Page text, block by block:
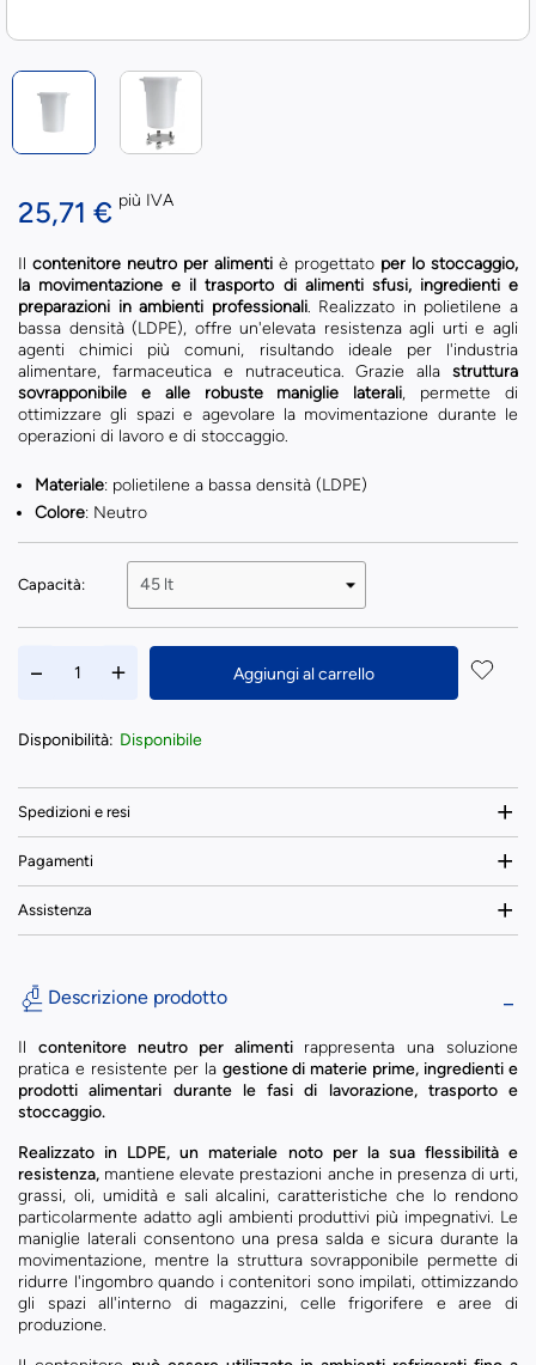
25,71 € più IVA
Il contenitore neutro per alimenti è progettato per lo stoccaggio,
la movimentazione e il trasporto di alimenti sfusi, ingredienti e
preparazioni in ambienti professionali. Realizzato in polietilene a
bassa densità (LDPE), offre un'elevata resistenza agli urti e agli
agenti chimici più comuni, risultando ideale per l'industria
alimentare, farmaceutica e nutraceutica. Grazie alla struttura
sovrapponibile e alle robuste maniglie laterali, permette di
ottimizzare gli spazi e agevolare la movimentazione durante le
operazioni di lavoro e di stoccaggio.
Materiale: polietilene a bassa densità (LDPE)
Colore: Neutro
Capacità:
Aggiungi al carrello
Disponibilità: Disponibile
Spedizioni e resi
Pagamenti
Assistenza
Descrizione prodotto
Il contenitore neutro per alimenti rappresenta una soluzione
pratica e resistente per la gestione di materie prime, ingredienti e
prodotti alimentari durante le fasi di lavorazione, trasporto e
stoccaggio.
Realizzato in LDPE, un materiale noto per la sua flessibilità e
resistenza, mantiene elevate prestazioni anche in presenza di urti,
grassi, oli, umidità e sali alcalini, caratteristiche che lo rendono
particolarmente adatto agli ambienti produttivi più impegnativi. Le
maniglie laterali consentono una presa salda e sicura durante la
movimentazione, mentre la struttura sovrapponibile permette di
ridurre l'ingombro quando i contenitori sono impilati, ottimizzando
gli spazi all'interno di magazzini, celle frigorifere e aree di
produzione.